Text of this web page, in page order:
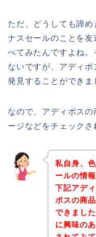
ただ、どうしても諦
ナスセールのことを
べてみたんですよね
ないですが、アディ
発見することができま
なので、アディポス
ージなどをチェックさ
私自身、
ールの情
下記アデ
ポスの商
できまし
に興味の